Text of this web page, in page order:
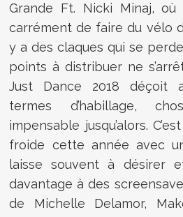
Grande Ft. Nicki Minaj, où
carrément de faire du vélo
y a des claques qui se
points à distribuer ne
Just Dance 2018 déçoit
termes d’habillage,
impensable jusqu’alors.
froide cette année avec
laisse souvent à désirer
davantage à des
de Michelle Delamor,